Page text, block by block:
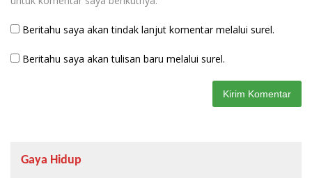
Beritahu saya akan tindak lanjut komentar melalui surel.
Beritahu saya akan tulisan baru melalui surel.
Gaya Hidup